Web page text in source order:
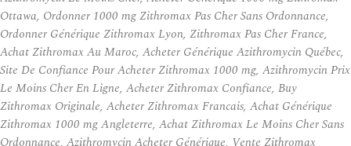
Ottawa, Ordonner 1000 mg Zithromax Pas Cher Sans Ordonnance,
Ordonner Générique Zithromax Lyon, Zithromax Pas Cher France,
Achat Zithromax Au Maroc, Acheter Générique Azithromycin Québec,
Site De Confiance Pour Acheter Zithromax 1000 mg, Azithromycin Prix
Le Moins Cher En Ligne, Acheter Zithromax Confiance, Buy
Zithromax Originale, Acheter Zithromax Francais, Achat Générique
Zithromax 1000 mg Angleterre, Achat Zithromax Le Moins Cher Sans